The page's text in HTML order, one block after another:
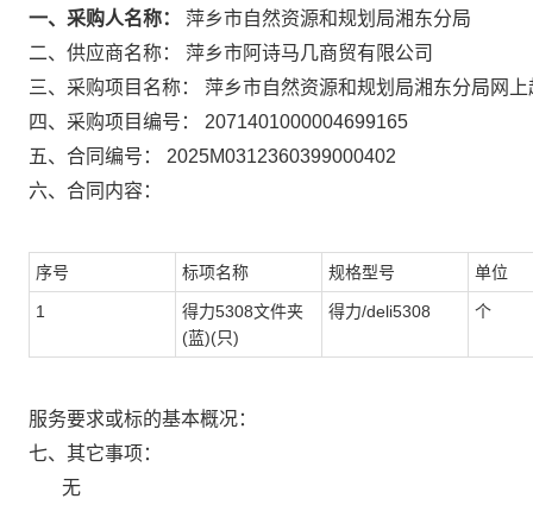
一、采购人名称：
萍乡市自然资源和规划局湘东分局
二、供应商名称：
萍乡市阿诗马几商贸有限公司
三、采购项目名称：
萍乡市自然资源和规划局湘东分局网上
四、采购项目编号：
2071401000004699165
五、合同编号：
2025M0312360399000402
六、合同内容：
序号 标项名称 规格型号 单位
1
得力5308文件夹
(蓝)(只)
得力/deli5308 个
服务要求或标的基本概况：
七、其它事项：
无